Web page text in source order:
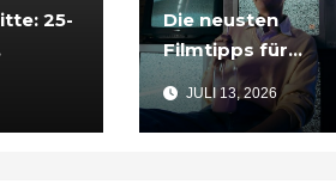
25-
Die neusten
Filmtipps für
Sommerabende
JULI 13, 2026